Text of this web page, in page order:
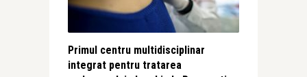
Primul centru multidisciplinar
integrat pentru tratarea